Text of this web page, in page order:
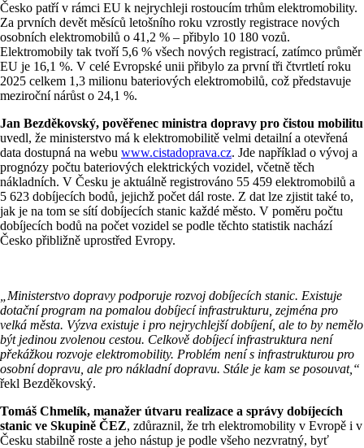
Česko patří v rámci EU k nejrychleji rostoucím trhům elektromobility.
Za prvních devět měsíců letošního roku vzrostly registrace nových
osobních elektromobilů o 41,2 % – přibylo 10 180 vozů.
Elektromobily tak tvoří 5,6 % všech nových registrací, zatímco průměr
EU je 16,1 %. V celé Evropské unii přibylo za první tři čtvrtletí roku
2025 celkem 1,3 milionu bateriových elektromobilů, což představuje
meziroční nárůst o 24,1 %.
Jan Bezděkovský, pověřenec ministra dopravy pro čistou mobilitu
uvedl, že ministerstvo má k elektromobilitě velmi detailní a otevřená
data dostupná na webu www.cistadoprava.cz. Jde například o vývoj a
prognózy počtu bateriových elektrických vozidel, včetně těch
nákladních. V Česku je aktuálně registrováno 55 459 elektromobilů a
5 623 dobíjecích bodů, jejichž počet dál roste. Z dat lze zjistit také to,
jak je na tom se sítí dobíjecích stanic každé město. V poměru počtu
dobíjecích bodů na počet vozidel se podle těchto statistik nachází
Česko přibližně uprostřed Evropy.
„Ministerstvo dopravy podporuje rozvoj dobíjecích stanic. Existuje
dotační program na pomalou dobíjecí infrastrukturu, zejména pro
velká města. Výzva existuje i pro nejrychlejší dobíjení, ale to by nemělo
být jedinou zvolenou cestou. Celkově dobíjecí infrastruktura není
překážkou rozvoje elektromobility. Problém není s infrastrukturou pro
osobní dopravu, ale pro nákladní dopravu. Stále je kam se posouvat,“
řekl Bezděkovský.
Tomáš Chmelík, manažer útvaru realizace a správy dobíjecích
stanic ve Skupině ČEZ, zdůraznil, že trh elektromobility v Evropě i v
Česku stabilně roste a jeho nástup je podle všeho nezvratný, byť